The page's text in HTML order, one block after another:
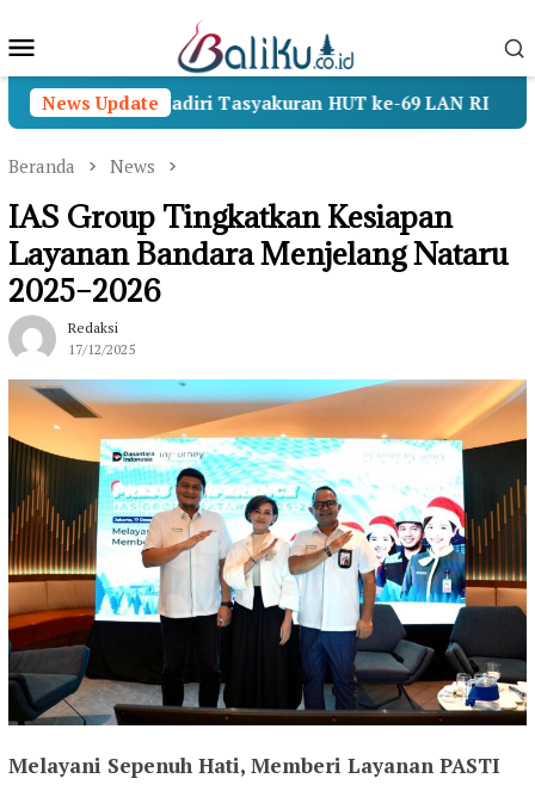
ke
Mobile
News Update
Hadiri Tasyakuran HUT ke-69 LAN RI
Beranda News
IAS Group Tingkatkan Kesiapan
Layanan Bandara Menjelang Nataru
2025–2026
Redaksi
17/12/2025
Melayani Sepenuh Hati, Memberi Layanan PASTI